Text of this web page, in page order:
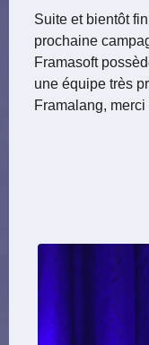
Suite et bientôt
prochaine
Framasoft
une équipe très
Framalang,